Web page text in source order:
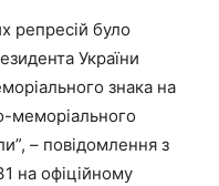
репресій було
України
знака на
меморіального
– повідомлення з
на офіційному